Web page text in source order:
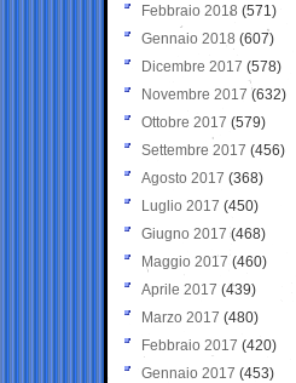
Febbraio 2018 (571)
Gennaio 2018 (607)
Dicembre 2017 (578)
Novembre 2017 (632)
Ottobre 2017 (579)
Settembre 2017 (456)
Agosto 2017 (368)
Luglio 2017 (450)
Giugno 2017 (468)
Maggio 2017 (460)
Aprile 2017 (439)
Marzo 2017 (480)
Febbraio 2017 (420)
Gennaio 2017 (453)